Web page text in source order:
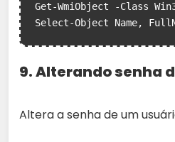
Get-WmiObject -Class
9. Alterando senha
Altera a senha de um